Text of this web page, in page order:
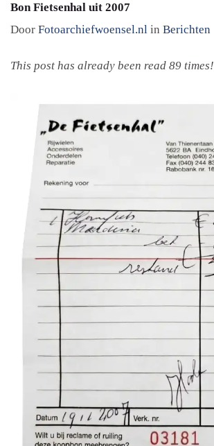
Bon Fietsenhal uit 2007
Door Fotoarchiefwoensel.nl in Berichten
This post has already been read 89 times!